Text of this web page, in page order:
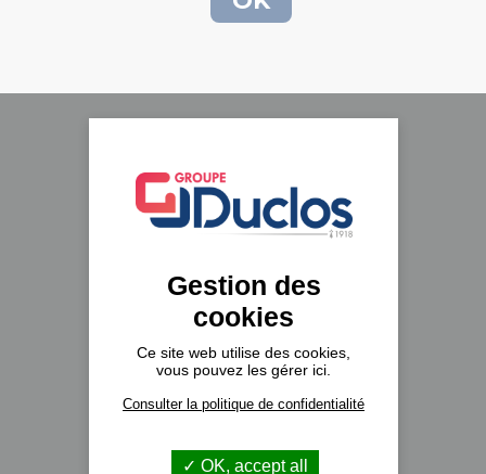
Le groupe Duclos
A propos
Recrutement
Actualités
Formulaire de contact
DAF Trucks
Gestion des
cookies
Ce site web utilise des cookies,
vous pouvez les gérer ici.
Consulter la politique de confidentialité
OK, accept all